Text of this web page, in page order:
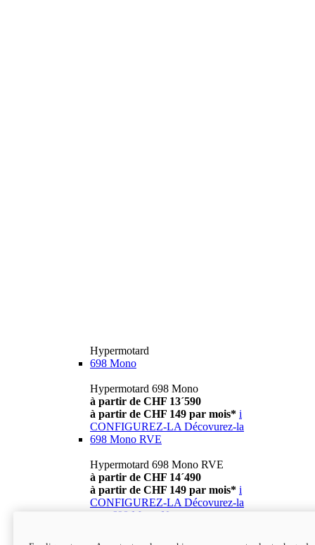
Hypermotard
698 Mono
Hypermotard 698 Mono
à partir de CHF 13´590
à partir de CHF 149 par mois* i
CONFIGUREZ-LA Décovurez-la
698 Mono RVE
Hypermotard 698 Mono RVE
à partir de CHF 14´490
à partir de CHF 149 par mois* i
CONFIGUREZ-LA Décovurez-la
698 Mono Nera
Hypermotard 698 Mono Nera